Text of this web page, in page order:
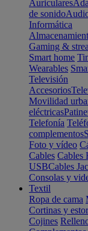
Auriculares
de sonido
Informática
Gaming &
Smart home
Wearables
Televisión
Accesorios
Movilidad
eléctricas
Telefonía
complementos
Foto y vídeo
Cables Cables
USBCables
Consolas y
Textil
Ropa de cama
Cortinas y
Cojines